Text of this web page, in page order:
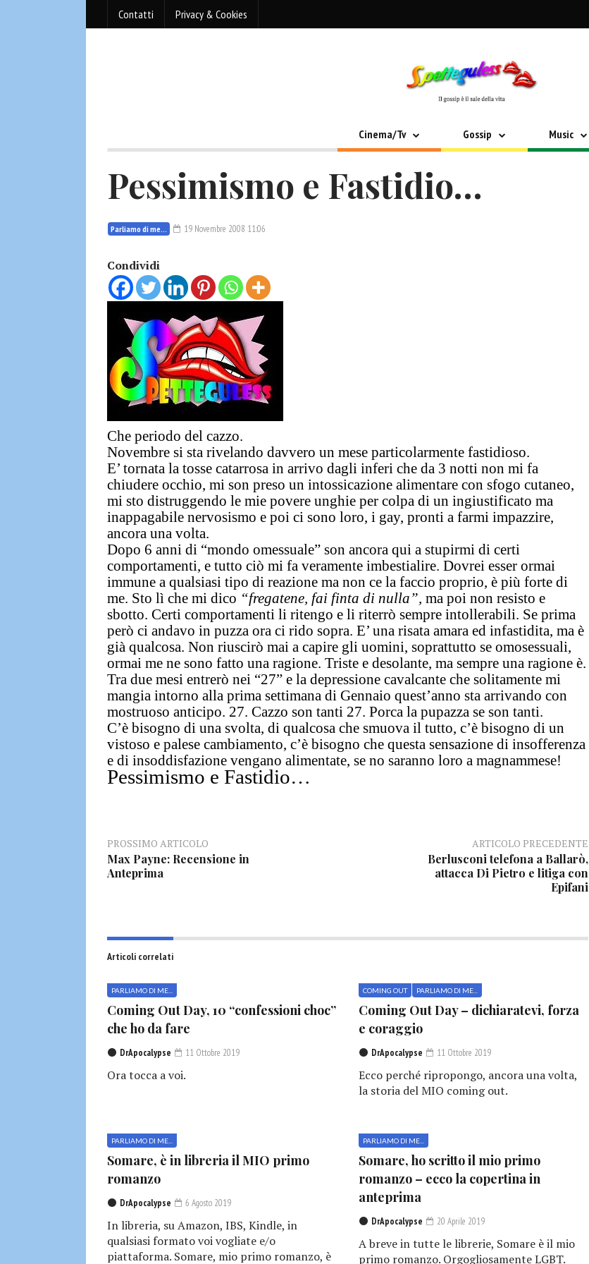
Contatti Privacy & Cookies
Cinema/Tv Gossip Music
Pessimismo e Fastidio…
Parliamo di me... 19 Novembre 2008 11:06
Condividi
Che periodo del cazzo.
Novembre si sta rivelando davvero un mese particolarmente fastidioso.
E’ tornata la tosse catarrosa in arrivo dagli inferi che da 3 notti non mi fa
chiudere occhio, mi son preso un intossicazione alimentare con sfogo cutaneo,
mi sto distruggendo le mie povere unghie per colpa di un ingiustificato ma
inappagabile nervosismo e poi ci sono loro, i gay, pronti a farmi impazzire,
ancora una volta.
Dopo 6 anni di “mondo omessuale” son ancora qui a stupirmi di certi
comportamenti, e tutto ciò mi fa veramente imbestialire. Dovrei esser ormai
immune a qualsiasi tipo di reazione ma non ce la faccio proprio, è più forte di
me. Sto lì che mi dico “fregatene, fai finta di nulla”, ma poi non resisto e
sbotto. Certi comportamenti li ritengo e li riterrò sempre intollerabili. Se prima
però ci andavo in puzza ora ci rido sopra. E’ una risata amara ed infastidita, ma è
già qualcosa. Non riuscirò mai a capire gli uomini, soprattutto se omosessuali,
ormai me ne sono fatto una ragione. Triste e desolante, ma sempre una ragione è.
Tra due mesi entrerò nei “27” e la depressione cavalcante che solitamente mi
mangia intorno alla prima settimana di Gennaio quest’anno sta arrivando con
mostruoso anticipo. 27. Cazzo son tanti 27. Porca la pupazza se son tanti.
C’è bisogno di una svolta, di qualcosa che smuova il tutto, c’è bisogno di un
vistoso e palese cambiamento, c’è bisogno che questa sensazione di insofferenza
e di insoddisfazione vengano alimentate, se no saranno loro a magnammese!
Pessimismo e Fastidio…
PROSSIMO ARTICOLO
Max Payne: Recensione in
Anteprima
ARTICOLO PRECEDENTE
Berlusconi telefona a Ballarò,
attacca Di Pietro e litiga con
Epifani
Articoli correlati
PARLIAMO DI ME...
Coming Out Day, 10 “confessioni choc”
che ho da fare
DrApocalypse 11 Ottobre 2019
Ora tocca a voi.
COMING OUT PARLIAMO DI ME...
Coming Out Day – dichiaratevi, forza
e coraggio
DrApocalypse 11 Ottobre 2019
Ecco perché ripropongo, ancora una volta,
la storia del MIO coming out.
PARLIAMO DI ME...
Somare, è in libreria il MIO primo
romanzo
DrApocalypse 6 Agosto 2019
In libreria, su Amazon, IBS, Kindle, in
qualsiasi formato voi vogliate e/o
piattaforma. Somare, mio primo romanzo, è
PARLIAMO DI ME...
Somare, ho scritto il mio primo
romanzo – ecco la copertina in
anteprima
DrApocalypse 20 Aprile 2019
A breve in tutte le librerie, Somare è il mio
primo romanzo. Orgogliosamente LGBT.